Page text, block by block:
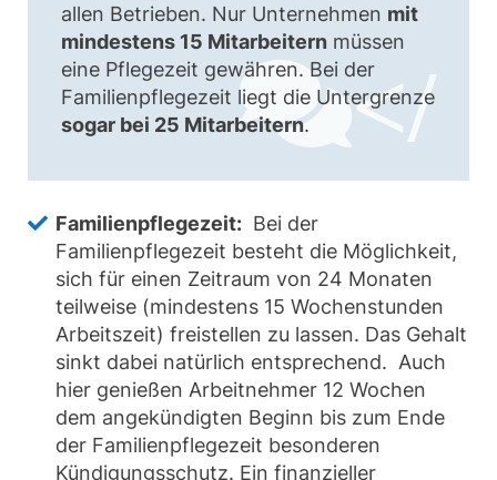
allen Betrieben. Nur Unternehmen mit
mindestens 15 Mitarbeitern müssen
eine Pflegezeit gewähren. Bei der
Familienpflegezeit liegt die Untergrenze
sogar bei 25 Mitarbeitern. </
Familienpflegezeit: Bei der
Familienpflegezeit besteht die Möglichkeit,
sich für einen Zeitraum von 24 Monaten
teilweise (mindestens 15 Wochenstunden
Arbeitszeit) freistellen zu lassen. Das Gehalt
sinkt dabei natürlich entsprechend. Auch
hier genießen Arbeitnehmer 12 Wochen
dem angekündigten Beginn bis zum Ende
der Familienpflegezeit besonderen
Kündigungsschutz. Ein finanzieller